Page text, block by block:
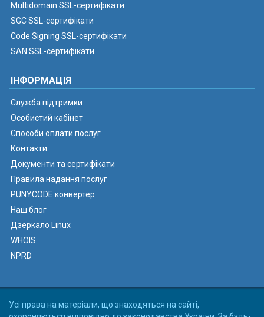
Multidomain SSL-сертифікати
SGC SSL-сертифікати
Code Signing SSL-сертифікати
SAN SSL-сертифікати
ІНФОРМАЦІЯ
Служба підтримки
Особистий кабінет
Способи оплати послуг
Контакти
Документи та сертифікати
Правила надання послуг
PUNYCODE конвертер
Наш блог
Дзеркало Linux
WHOIS
NPRD
Усі права на матеріали, що знаходяться на сайті,